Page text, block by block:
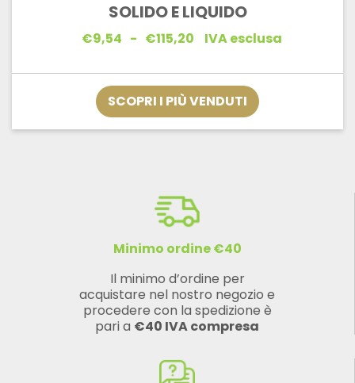
SOLIDO E LIQUIDO
€9,54 - €115,20Fascia
da
€9,54
a
€115,20
IVA esclusa
SCOPRI I PIÙ VENDUTI
Minimo ordine €40
Il minimo d’ordine per
acquistare nel nostro negozio e
procedere con la spedizione è
pari a €40 IVA compresa